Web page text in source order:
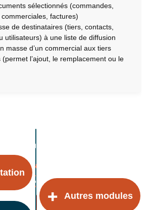
sélectionnés (commandes,
factures)
de destinataires (tiers, contacts,
utilisateurs) à une liste de diffusion
masse d’un commercial aux tiers
(permet l’ajout, le remplacement ou le
Autres modules